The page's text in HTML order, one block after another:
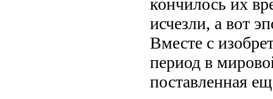
кончилось их
исчезли, а вот
Вместе с
период в
поставленная